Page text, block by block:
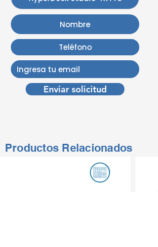
Enviar solicitud
Productos Relacionados